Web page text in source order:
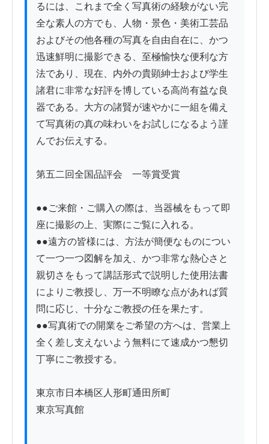
るには、これまで全く写真術の経験がない完
全な素人の方でも、人物・景色・美術工芸品
およびその他各種の写真を自由自在に、かつ
迅速鮮明に撮影できる、至極愉快な便利な方
法であり、現在、内外の貴顕紳士および学生
諸君に非常な好評を博している高尚有益な良
器である。大方の諸賢が速やかに一組を備え
て写真術の真の味わいをお試しになるよう謹
んでお伝えする。
第五二回全国品評会　一等賞受賞
●●ご来館・ご購入の際は、当器械をもって即
座に撮影の上、実際にご覧に入れる。
●●遠方の皆様には、方法が簡便なものについ
て一つ一つ図解を加え、かつ非常な熱心さと
親切さをもって講話形式で説明した使用法書
によりご教授し、万一不明瞭な点があれば質
問に応じ、十分なご教授の任を果たす。
●●写真術での開業をご希望の方へは、営業上
全く差し支えないよう無料にて速成かつ懇切
丁寧にご教授する。
東京市日本橋区人形町通田所町
東京写真館